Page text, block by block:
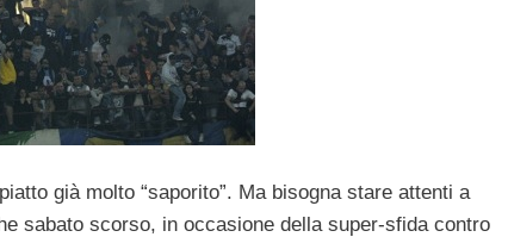
già molto “saporito”. Ma bisogna stare attenti a
sabato scorso, in occasione della super-sfida contro